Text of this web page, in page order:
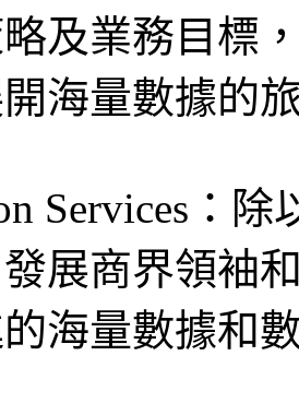
及業務目標
海量數據的
Services：
展商界領袖
海量數據和